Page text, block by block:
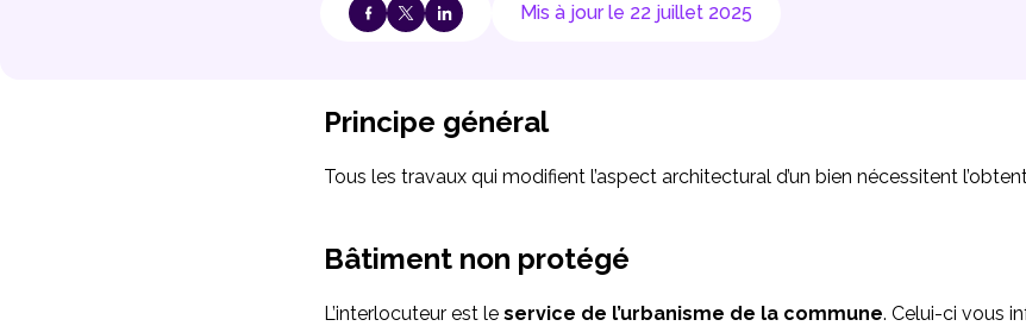
Mis à jour le 22 juillet 2025
Principe général
Tous les travaux qui modifient l’aspect architectural d’un bien nécessitent
Bâtiment non protégé
L’interlocuteur est le service de l’urbanisme de la commune. Celui-ci vous